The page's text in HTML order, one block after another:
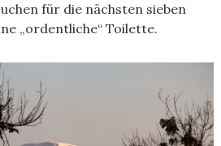
für die nächsten sieben
„ordentliche“ Toilette.